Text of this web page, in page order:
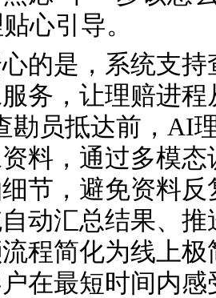
心引导。
的是，系统支
务，让理赔进程
勘员抵达前，AI
料，通过多模
节，避免资料
动汇总结果、
程简化为线上
在最短时间内感